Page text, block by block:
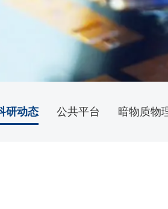
研动态 公共平台 暗物质物